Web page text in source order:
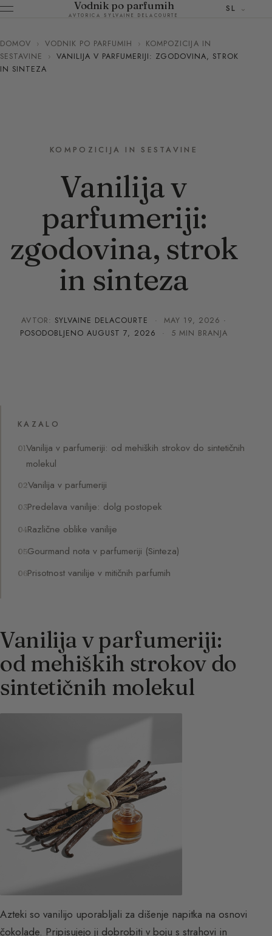
Vodnik po parfumih
AVTORICA SYLVAINE DELACOURTE
SL
DOMOV › VODNIK PO PARFUMIH › KOMPOZICIJA IN
SESTAVINE
› VANILIJA V PARFUMERIJI: ZGODOVINA, STROK
IN SINTEZA
KOMPOZICIJA IN SESTAVINE
Vanilija v
parfumeriji:
zgodovina, strok
in sinteza
AVTOR: SYLVAINE DELACOURTE · MAY 19, 2026 ·
POSODOBLJENOAUGUST 7, 2026 · 5 MIN BRANJA
KAZALO
Vanilija v parfumeriji: od mehiških strokov do sintetičnih
molekul
Vanilija v parfumeriji
Predelava vanilije: dolg postopek
Različne oblike vanilije
Gourmand nota v parfumeriji (Sinteza)
Prisotnost vanilije v mitičnih parfumih
Vanilija v parfumeriji:
od mehiških strokov do
sintetičnih molekul
Azteki so vanilijo uporabljali za dišenje napitka na osnovi
čokolade. Pripisujejo ji dobrobiti v boju s strahovi in